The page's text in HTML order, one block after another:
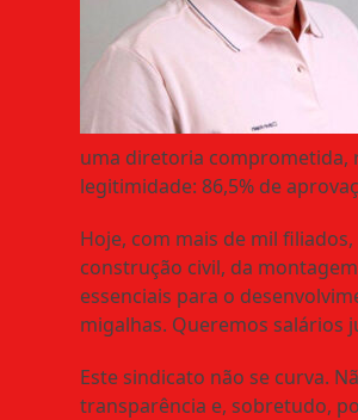
uma diretoria comprometida,
legitimidade: 86,5% de
Hoje, com mais de mil
construção civil, da
essenciais para o
migalhas. Queremos salários
Este sindicato não se curva.
transparência e, sobretudo,